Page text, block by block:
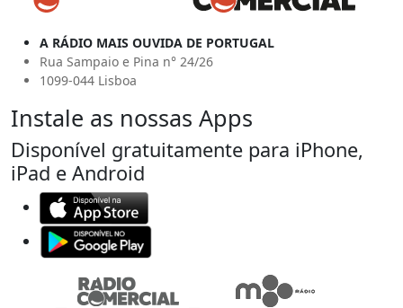
A RÁDIO MAIS OUVIDA DE PORTUGAL
Rua Sampaio e Pina n° 24/26
1099-044 Lisboa
Instale as nossas Apps
Disponível gratuitamente para iPhone,
iPad e Android